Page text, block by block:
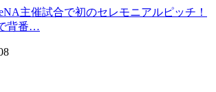
主催試合で初のセレモニアルピッチ！
背番…